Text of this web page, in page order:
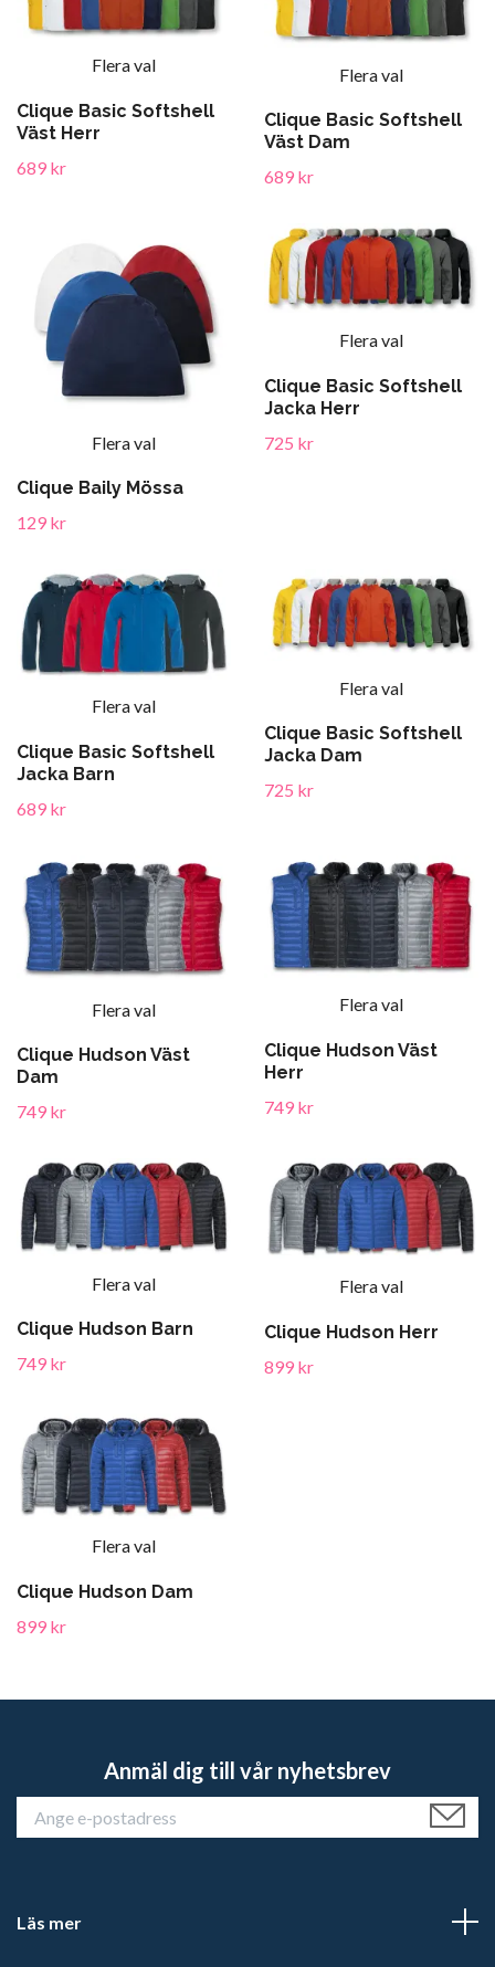
Flera val
Clique Basic Softshell
Väst Herr
689 kr
Flera val
Clique Basic Softshell
Väst Dam
689 kr
Flera val
Clique Baily Mössa
129 kr
Flera val
Clique Basic Softshell
Jacka Herr
725 kr
Flera val
Clique Basic Softshell
Jacka Barn
689 kr
Flera val
Clique Basic Softshell
Jacka Dam
725 kr
Flera val
Clique Hudson Väst
Dam
749 kr
Flera val
Clique Hudson Väst
Herr
749 kr
Flera val
Clique Hudson Barn
749 kr
Flera val
Clique Hudson Herr
899 kr
Flera val
Clique Hudson Dam
899 kr
Anmäl dig till vår nyhetsbrev
Läs mer